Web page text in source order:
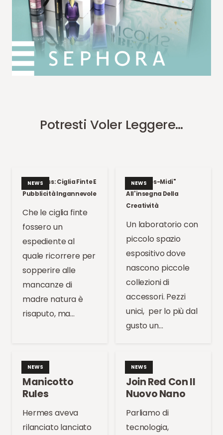
Potresti Voler Leggere…
NEWS
Kate Moss: Ciglia Finte E
Pubblicità Ingannevole
Che le ciglia finte
fossero un
espediente al
quale ricorrere per
sopperire alle
mancanze di
madre natura è
risaputo, ma…
NEWS
Un "Apres-Midi"
All'insegna Della
Creatività
Un laboratorio con
piccolo spazio
espositivo dove
nascono piccole
collezioni di
accessori. Pezzi
unici, per lo più dal
gusto un…
NEWS
Manicotto
Rules
Hermes aveva
rilanciato lanciato
NEWS
Join Red Con Il
Nuovo Nano
Parliamo di
tecnologia,